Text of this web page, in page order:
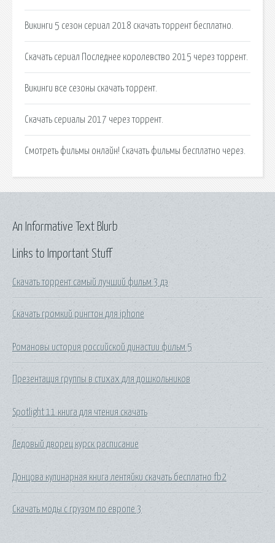
Викинги 5 сезон сериал 2018 скачать торрент бесплатно.
Скачать сериал Последнее королевство 2015 через торрент.
Викинги все сезоны скачать торрент.
Скачать сериалы 2017 через торрент.
Смотреть фильмы онлайн! Скачать фильмы бесплатно через.
Links to Important Stuff
Скачать торрент самый лучший фильм 3 дэ
Скачать громкий рингтон для iphone
Романовы история российской династии фильм 5
Презентация группы в стихах для дошкольников
Spotlight 11 книга для чтения скачать
Ледовый дворец курск расписание
Донцова кулинарная книга лентяйки скачать бесплатно fb2
Скачать моды с грузом по европе 3
An Informative Text Blurb